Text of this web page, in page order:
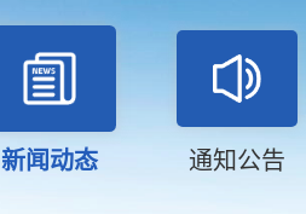
新闻动态 通知公告